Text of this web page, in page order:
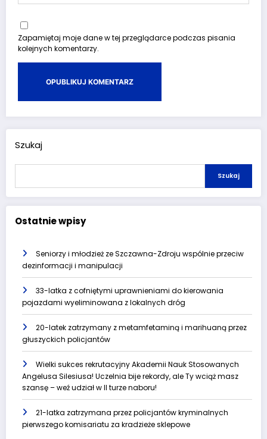
Zapamiętaj moje dane w tej przeglądarce podczas pisania
kolejnych komentarzy.
Szukaj
Szukaj
Ostatnie wpisy
Seniorzy i młodzież ze Szczawna-Zdroju wspólnie przeciw
dezinformacji i manipulacji
33-latka z cofniętymi uprawnieniami do kierowania
pojazdami wyeliminowana z lokalnych dróg
20-latek zatrzymany z metamfetaminą i marihuaną przez
głuszyckich policjantów
Wielki sukces rekrutacyjny Akademii Nauk Stosowanych
Angelusa Silesiusa! Uczelnia bije rekordy, ale Ty wciąż masz
szansę – weź udział w II turze naboru!
21-latka zatrzymana przez policjantów kryminalnych
pierwszego komisariatu za kradzieże sklepowe